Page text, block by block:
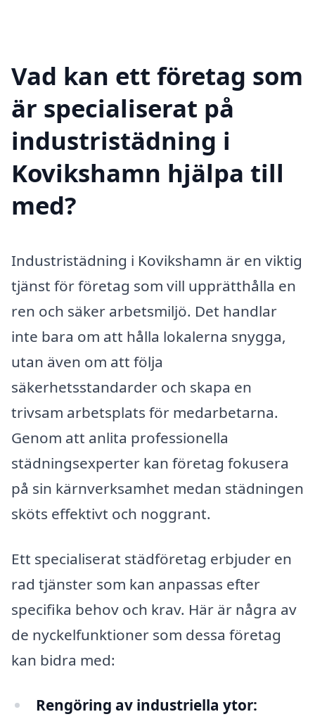
Vad kan ett företag som
är specialiserat på
industristädning i
Kovikshamn hjälpa till
med?
Industristädning i Kovikshamn är en viktig
tjänst för företag som vill upprätthålla en
ren och säker arbetsmiljö. Det handlar
inte bara om att hålla lokalerna snygga,
utan även om att följa
säkerhetsstandarder och skapa en
trivsam arbetsplats för medarbetarna.
Genom att anlita professionella
städningsexperter kan företag fokusera
på sin kärnverksamhet medan städningen
sköts effektivt och noggrant.
Ett specialiserat städföretag erbjuder en
rad tjänster som kan anpassas efter
specifika behov och krav. Här är några av
de nyckelfunktioner som dessa företag
kan bidra med:
Rengöring av industriella ytor: